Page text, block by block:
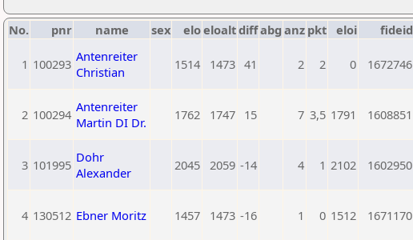
No. pnr name sex eloeloaltdiffabg anz pkt eloi fideid
1 100293 Antenreiter
Christian
1514 1473 41 2 2 0 1672746
2 100294 Antenreiter
Martin DI Dr.
1762 1747 15 7 3,5 1791 1608851
3 101995 Dohr
Alexander
2045 2059 -14 4 1 2102 1602950
4 130512 Ebner Moritz 1457 1473 -16 1 0 1512 1671170